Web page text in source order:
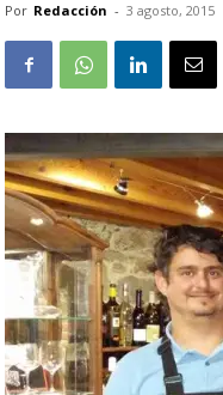
Por Redacción - 3 agosto, 2015